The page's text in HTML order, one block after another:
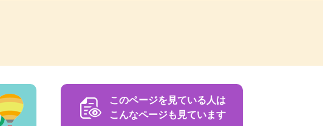
このページを見ている人は
こんなページも見ています